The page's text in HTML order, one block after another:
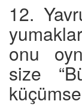
12.
onu
size